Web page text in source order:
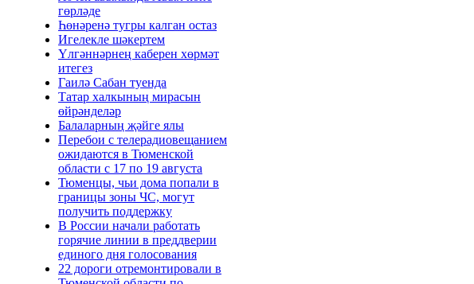
гөрләде
Һөнәренә тугры калган остаз
Игелекле шәкертем
Үлгәннәрнең каберен хөрмәт
итегез
Гаилә Сабан туенда
Татар халкының мирасын
өйрәнделәр
Балаларның җәйге ялы
Перебои с телерадиовещанием
ожидаются в Тюменской
области с 17 по 19 августа
Тюменцы, чьи дома попали в
границы зоны ЧС, могут
получить поддержку
В России начали работать
горячие линии в преддверии
единого дня голосования
22 дороги отремонтировали в